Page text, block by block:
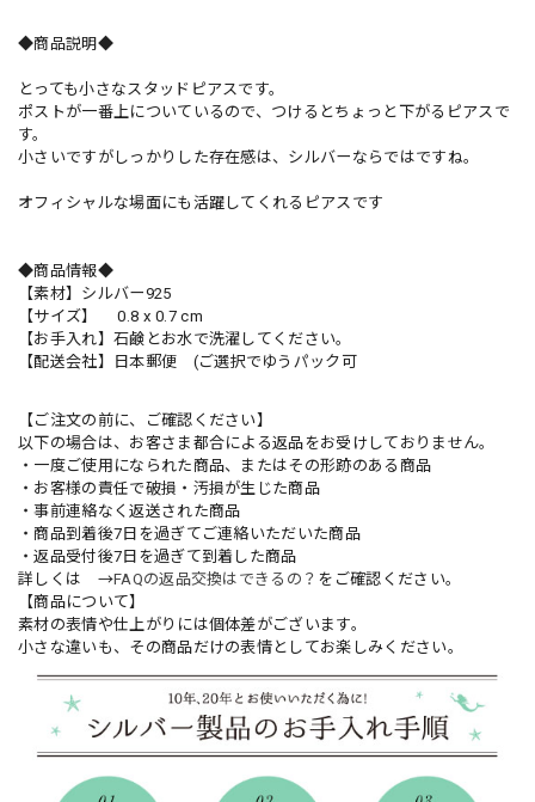
◆商品説明◆
とっても小さなスタッドピアスです。
ポストが一番上についているので、つけるとちょっと下がるピアスで
す。
小さいですがしっかりした存在感は、シルバーならではですね。
オフィシャルな場面にも活躍してくれるピアスです
◆商品情報◆
【素材】シルバー925
【サイズ】 0.8 x 0.7 cm
【お手入れ】石鹸とお水で洗濯してください。
【配送会社】日本郵便 (ご選択でゆうパック可
【ご注文の前に、ご確認ください】
以下の場合は、お客さま都合による返品をお受けしておりません。
・一度ご使用になられた商品、またはその形跡のある商品
・お客様の責任で破損・汚損が生じた商品
・事前連絡なく返送された商品
・商品到着後7日を過ぎてご連絡いただいた商品
・返品受付後7日を過ぎて到着した商品
詳しくは →FAQの返品交換はできるの？ をご確認ください。
【商品について】
素材の表情や仕上がりには個体差がございます。
小さな違いも、その商品だけの表情としてお楽しみください。